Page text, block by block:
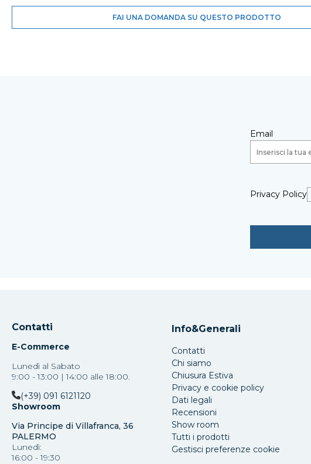
FAI UNA DOMANDA SU QUESTO PRODOTTO
Email
Privacy Policy
Contatti
E-Commerce
Lunedì al Sabato
9:00 - 13:00 | 14:00 alle 18:00.
(+39) 091 6121120
Showroom
Via Principe di Villafranca, 36
PALERMO
Lunedì:
16:00 - 19:30
Info&Generali
Contatti
Chi siamo
Chiusura Estiva
Privacy e cookie policy
Dati legali
Recensioni
Show room
Tutti i prodotti
Gestisci preferenze cookie